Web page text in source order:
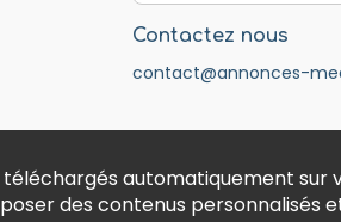
Contactez nous
contact@annonces-
automatiquement sur
des contenus personnalisés